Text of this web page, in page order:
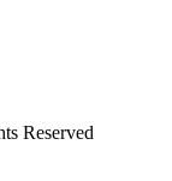
Reserved